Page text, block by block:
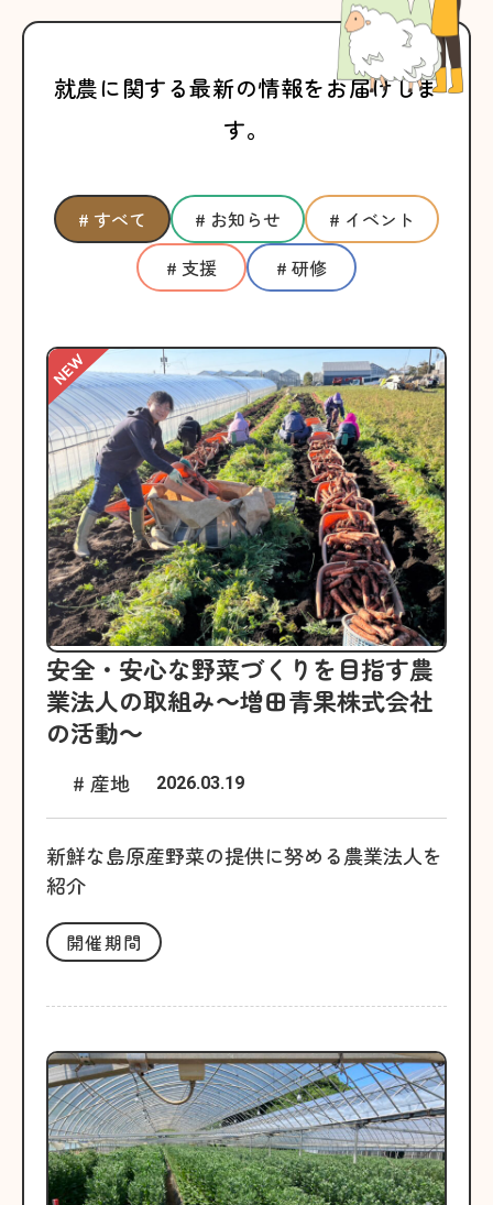
就農に関する最新の情報をお届けしま
す。
# すべて # お知らせ
# イベント
# 支援
# 研修
安全・安心な野菜づくりを目指す農
業法人の取組み～増田青果株式会社
の活動～
# 産地 2026.03.19
新鮮な島原産野菜の提供に努める農業法人を
紹介
開催期間